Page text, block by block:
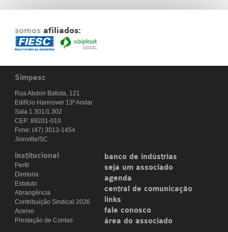
somos afiliados:
Simpesc
Rua Abdon Batista, 121
Edifício Hannover 13º Andar
Sala 1.301/1.302
CEP: 89201-010
Fone: (47) 3013-1454
Joinville/SC
institucional
Perfil
Diretoria
Estatuto
Abrangência
Contribuição Sindical 2026
Acervo
Prestação de Contas
banco de indústrias
seja um associado
agenda
central de comunicação
links
fale conosco
área do associado